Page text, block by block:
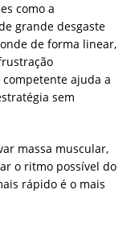
como a
grande desgaste
de forma linear,
ajuda a
sem
massa muscular,
o ritmo possível do
rápido é o mais